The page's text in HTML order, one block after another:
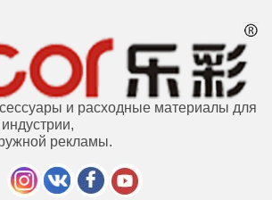
и расходные материалы для
рекламы.